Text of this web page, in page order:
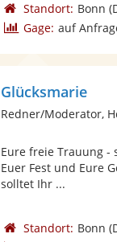
Standort: Bonn
Gage: auf
Glücksmarie
Redner/Moderator,
Eure freie Trauung -
Euer Fest und Eure
solltet Ihr ...
Standort: Bonn